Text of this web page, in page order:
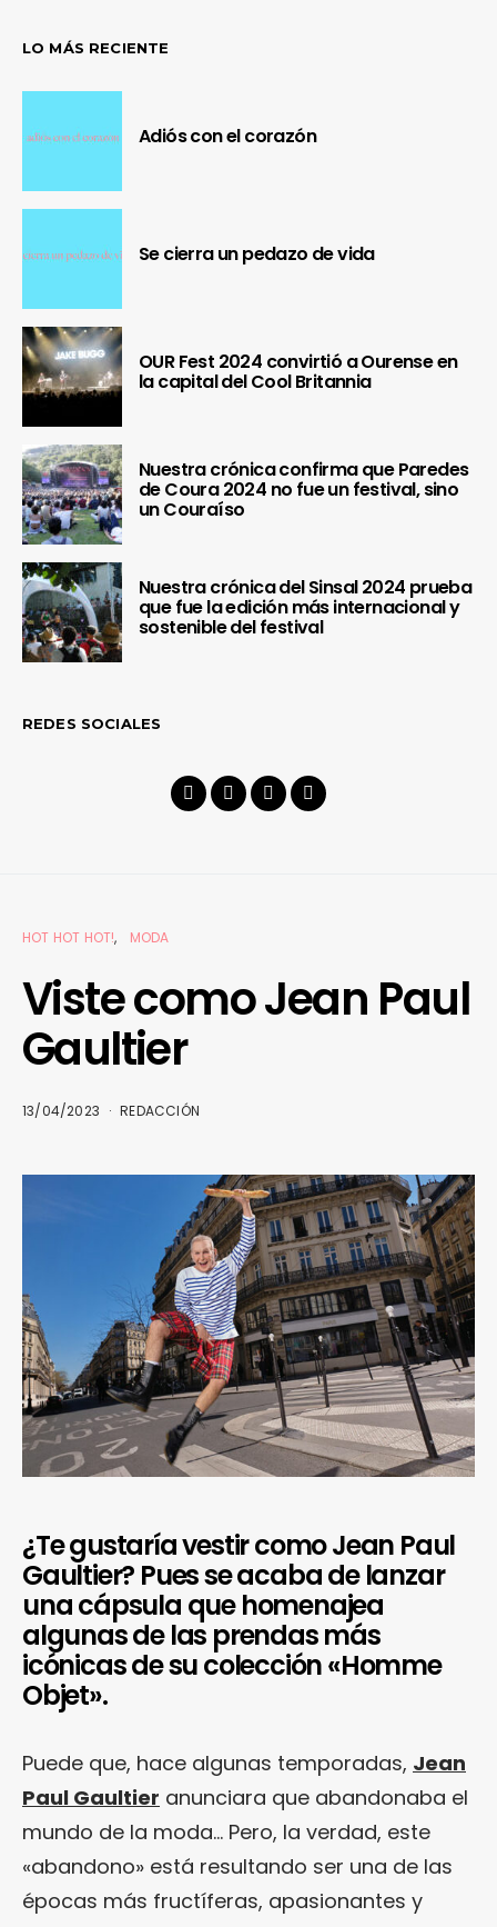
LO MÁS RECIENTE
Adiós con el corazón
Se cierra un pedazo de vida
OUR Fest 2024 convirtió a Ourense en
la capital del Cool Britannia
Nuestra crónica confirma que Paredes
de Coura 2024 no fue un festival, sino
un Couraíso
Nuestra crónica del Sinsal 2024 prueba
que fue la edición más internacional y
sostenible del festival
REDES SOCIALES
HOT HOT HOT! MODA
Viste como Jean Paul
Gaultier
13/04/2023 REDACCIÓN
¿Te gustaría vestir como Jean Paul
Gaultier? Pues se acaba de lanzar
una cápsula que homenajea
algunas de las prendas más
icónicas de su colección «Homme
Objet».
Puede que, hace algunas temporadas, Jean
Paul Gaultier anunciara que abandonaba el
mundo de la moda… Pero, la verdad, este
«abandono» está resultando ser una de las
épocas más fructíferas, apasionantes y